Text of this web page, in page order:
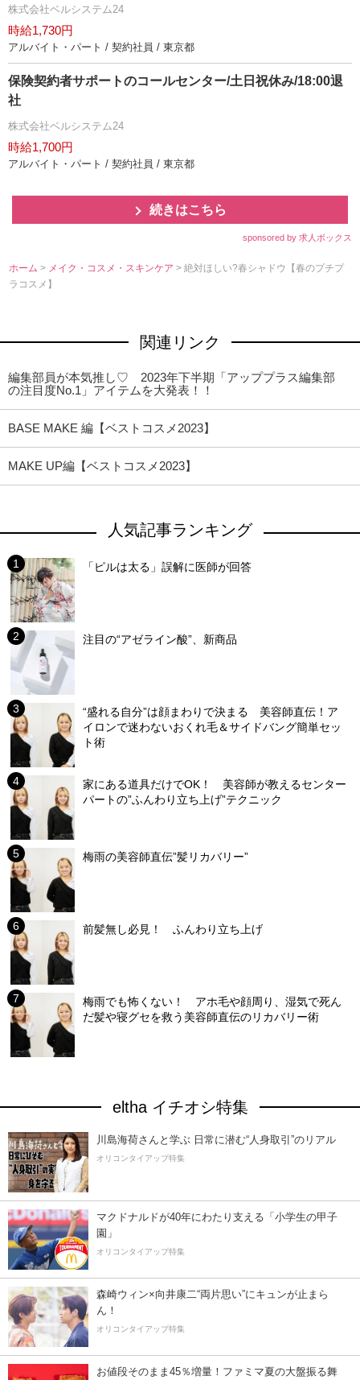
株式会社ベルシステム24
時給1,730円
アルバイト・パート / 契約社員 / 東京都
保険契約者サポートのコールセンター/土日祝休み/18:00退
社
株式会社ベルシステム24
時給1,700円
アルバイト・パート / 契約社員 / 東京都
続きはこちら
sponsored by 求人ボックス
ホーム > メイク・コスメ・スキンケア> 絶対ほしい?春シャドウ【春のプチプ
ラコスメ】
関連リンク
編集部員が本気推し♡ 2023年下半期「アッププラス編集部
の注目度No.1」アイテムを大発表！！
BASE MAKE 編【ベストコスメ2023】
MAKE UP編【ベストコスメ2023】
人気記事ランキング
「ピルは太る」誤解に医師が回答
注目の“アゼライン酸”、新商品
“盛れる自分”は顔まわりで決まる 美容師直伝！ア
イロンで迷わないおくれ毛＆サイドバング簡単セッ
ト術
家にある道具だけでOK！ 美容師が教えるセンター
パートの”ふんわり立ち上げ”テクニック
梅雨の美容師直伝”髪リカバリー”
前髪無し必見！ ふんわり立ち上げ
梅雨でも怖くない！ アホ毛や顔周り、湿気で死ん
だ髪や寝グセを救う美容師直伝のリカバリー術
eltha イチオシ特集
川島海荷さんと学ぶ 日常に潜む“人身取引”のリアル
オリコンタイアップ特集
マクドナルドが40年にわたり支える「小学生の甲子
園」
オリコンタイアップ特集
森崎ウィン×向井康二“両片思い”にキュンが止まら
ん！
オリコンタイアップ特集
お値段そのまま45％増量！ファミマ夏の大盤振る舞